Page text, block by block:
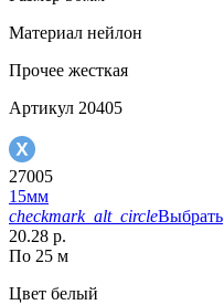
Материал нейлон
Прочее жесткая
Артикул 20405
27005
15мм
checkmark_alt_circleВыбрать
20.28 р.
По 25 м
Цвет белый